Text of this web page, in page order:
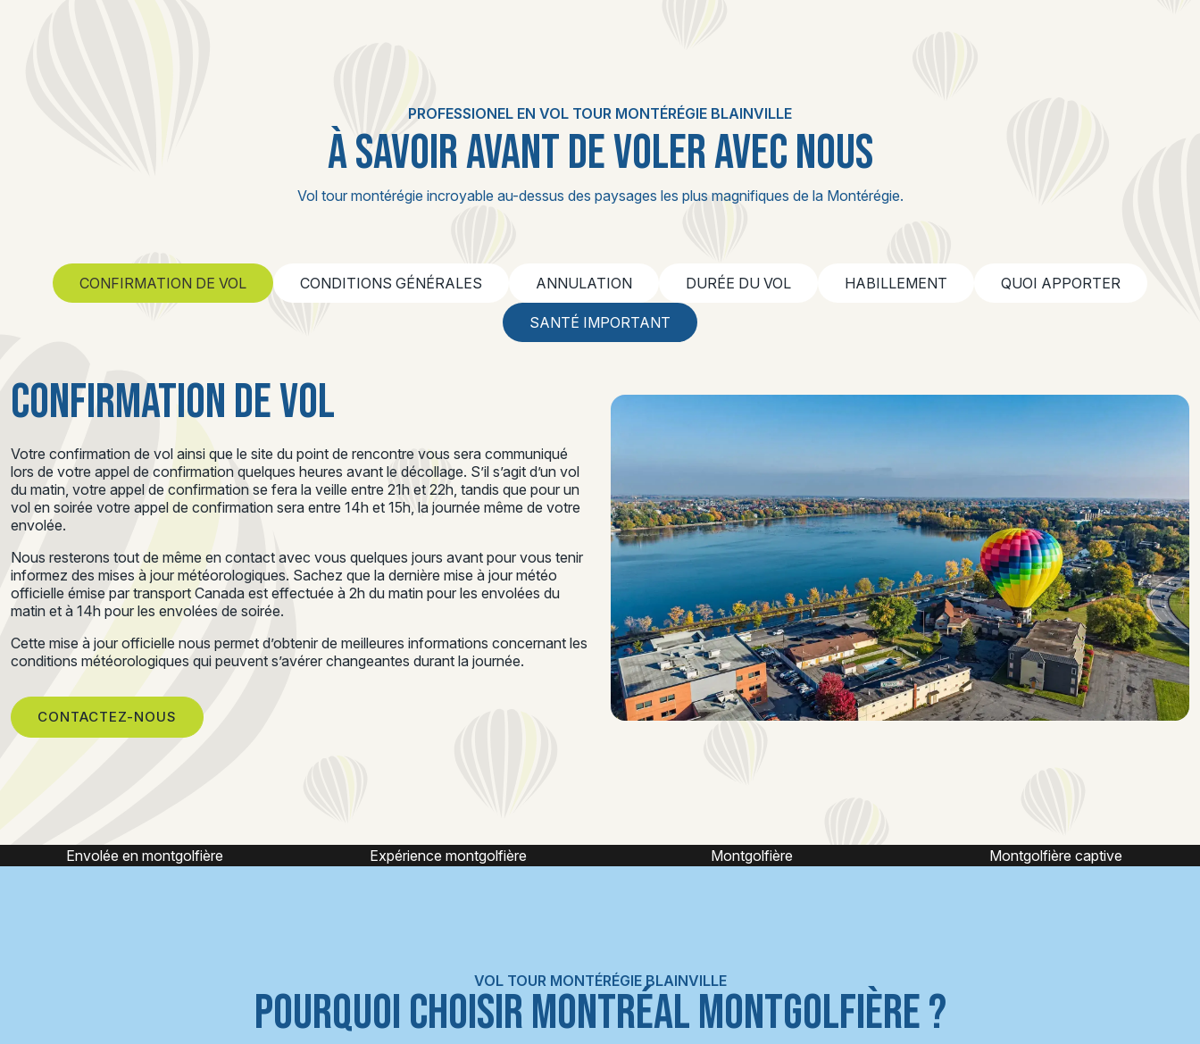
PROFESSIONEL EN VOL TOUR MONTÉRÉGIE BLAINVILLE
À SAVOIR AVANT DE VOLER AVEC NOUS
Vol tour montérégie incroyable au-dessus des paysages les plus magnifiques de la Montérégie.
CONFIRMATION DE VOL CONDITIONS GÉNÉRALES ANNULATION DURÉE DU VOL HABILLEMENT QUOI APPORTER
SANTÉ IMPORTANT
CONFIRMATION DE VOL
Votre confirmation de vol ainsi que le site du point de rencontre vous sera communiqué
lors de votre appel de confirmation quelques heures avant le décollage. S’il s’agit d’un vol
du matin, votre appel de confirmation se fera la veille entre 21h et 22h, tandis que pour un
vol en soirée votre appel de confirmation sera entre 14h et 15h, la journée même de votre
envolée.
Nous resterons tout de même en contact avec vous quelques jours avant pour vous tenir
informez des mises à jour météorologiques. Sachez que la dernière mise à jour météo
officielle émise par transport Canada est effectuée à 2h du matin pour les envolées du
matin et à 14h pour les envolées de soirée.
Cette mise à jour officielle nous permet d’obtenir de meilleures informations concernant les
conditions météorologiques qui peuvent s’avérer changeantes durant la journée.
CONTACTEZ-NOUS
Expérience montgolfière Montgolfière Montgolfière captive Vol captif montgolfière
VOL TOUR MONTÉRÉGIE BLAINVILLE
POURQUOI CHOISIR MONTRÉAL MONTGOLFIÈRE ?